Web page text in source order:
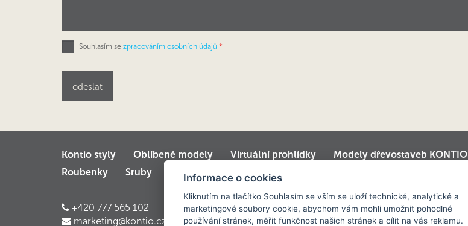
Souhlasím se zpracováním osobních údajů *
Kontio styly Oblíbené modely Virtuální prohlídky Modely dřevostaveb KONTIO
Roubenky
Sruby Velké luxusní srubové domy
+420 777 565 102
marketing@kontio.cz
Informace o cookies
Kliknutím na tlačítko Souhlasím se vším se uloží technické, analytické a
marketingové soubory cookie, abychom vám mohli umožnit pohodlné
používání stránek, měřit funkčnost našich stránek a cílit na vás reklamu.